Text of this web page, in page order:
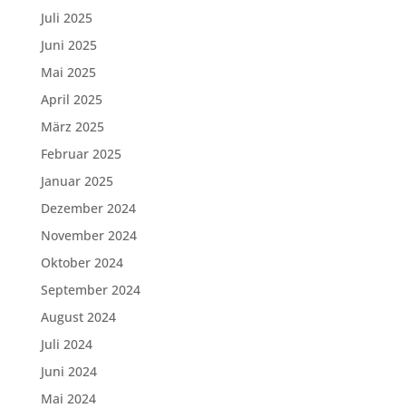
Juli 2025
Juni 2025
Mai 2025
April 2025
März 2025
Februar 2025
Januar 2025
Dezember 2024
November 2024
Oktober 2024
September 2024
August 2024
Juli 2024
Juni 2024
Mai 2024